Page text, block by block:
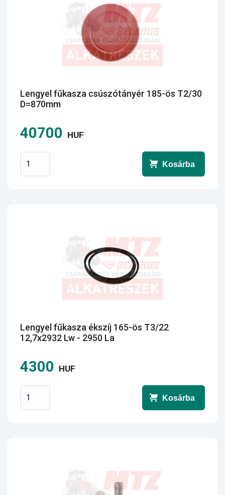
Lengyel fűkasza csúszótányér 185-ös T2/30
D=870mm
40700 HUF
Kosárba
Lengyel fűkasza ékszíj 165-ös T3/22
12,7x2932 Lw - 2950 La
4300 HUF
Kosárba